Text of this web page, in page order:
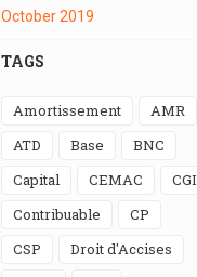
October2019
TAGS
Amortissement
AMR
ATD
Base
BNC
Capital
CEMAC
CGI
Contribuable
CP
CSP
Droit d'Accises